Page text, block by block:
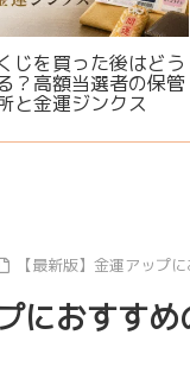
じを買った後はどう
？高額当選者の保管
と金運ジンクス
【最新版】金運アップ
におすす